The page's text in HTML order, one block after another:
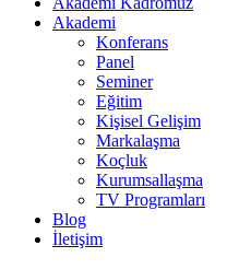
Akademi
Konferans
Panel
Seminer
Eğitim
Kişisel Gelişim
Markalaşma
Koçluk
Kurumsallaşma
TV Programları
Blog
İletişim